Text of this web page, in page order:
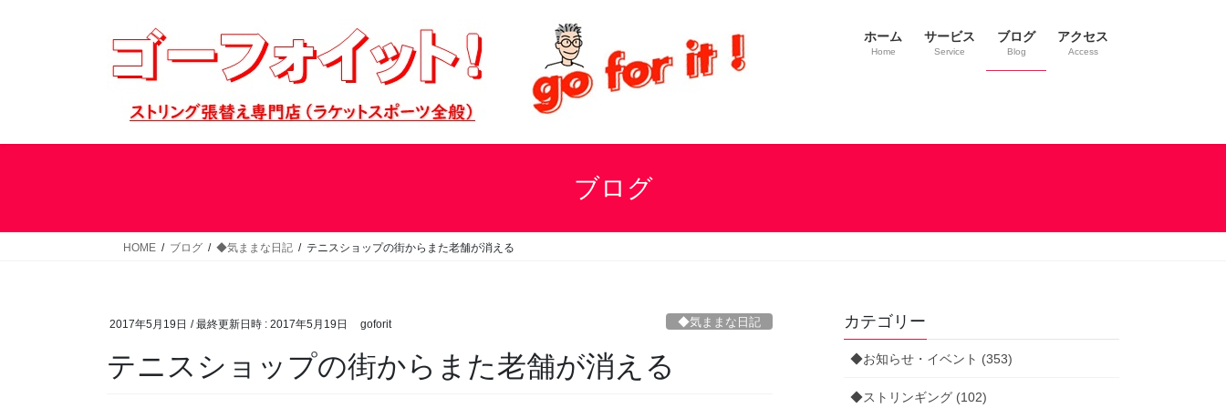
ス
ン
ホーム
Home
サービス
Service
ブログ
Blog
アクセス
Access
ブログ
HOME ブログ ◆気ままな日記 テニスショップの街からまた老舗が消える
2017年5月19日 / 最終更新日時 : 2017年5月19日 goforit ◆気ままな日記
テニスショップの街からまた老舗が消える
カテゴリー
◆お知らせ・イベント (353)
◆ストリンギング (102)